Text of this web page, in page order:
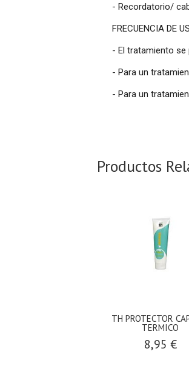
- Recordatorio/
FRECUENCIA DE
- El tratamiento se
- Para un
- Para un
Productos
TH PROTECTOR
TERMICO
8,95 €